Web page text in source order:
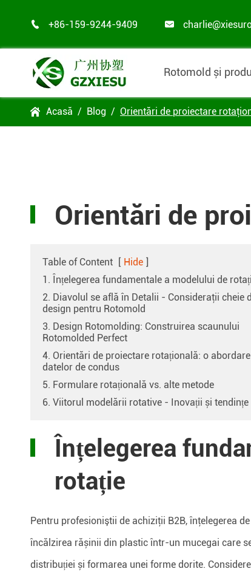
 +86-159-9244-9409 
Rotomold și
 Acasă Blog Orientări de proiectare
Orientări de
Table of Content [ Hide ]
1. Înțelegerea fundamentale a modelului de
2. Diavolul se află în Detalii - Consideraţii cheie
design pentru Rotomold
3. Design Rotomolding: Construirea scaunului
Rotomolded Perfect
4. Orientări de proiectare rotațională: o
datelor de condus
5. Formulare rotațională vs. alte metode
6. Viitorul modelării rotative - Inovații și tendințe
Înțelegerea
rotație
Pentru profesioniştii de achiziţii B2B, înţelegerea
încălzirea rășinii din plastic într-un mucegai care
distribuției și formarea unei forme dorite.